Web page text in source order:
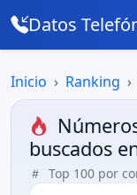
Datos
Inicio Ranking
buscados
Top 100 por